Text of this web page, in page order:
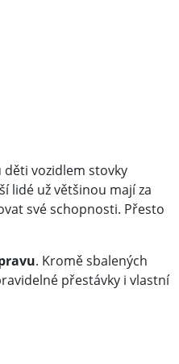
vozidlem stovky
lidé už většinou mají za
své schopnosti. Přesto
. Kromě sbalených
přestávky i vlastní